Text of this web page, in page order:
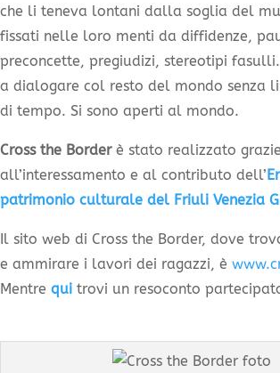
che li teneva lontani dalla soglia del
fissati nelle loro menti da diffidenze,
preconcette, pregiudizi, stereotipi
a dialogare col resto del mondo senza
di tempo. Si sono aperti al mondo.
Cross the Borderè stato realizzato grazie
all’interessamento e al contributo dell’
patrimonio culturale del Friuli Venezia
Il sito web di Cross the Border, dove
e ammirare i lavori dei ragazzi, è
Mentre qui trovi un resoconto